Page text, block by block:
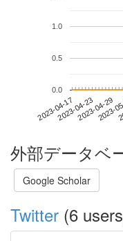
2023-04-172023-04-232023-04-29
2023-
0.0
0.5
1.0
外部データベ
Google Scholar
Twitter (6